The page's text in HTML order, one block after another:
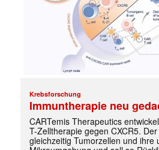
Krebsforschung
Immuntherapie neu
CARTemis Therapeutics
T-Zelltherapie gegen CXCR5.
gleichzeitig Tumorzellen und ihre